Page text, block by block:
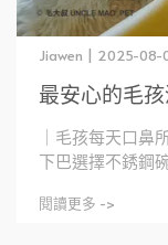
最安心的毛
Jiawen | 2025-08-
｜毛孩每天口鼻
下巴選擇不銹鋼
閱讀更多 ->